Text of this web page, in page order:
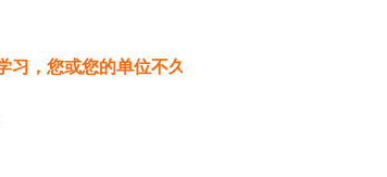
或您的单位不久就会被淘汰出局或处于劣势；